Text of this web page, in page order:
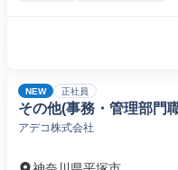
NEW 正社員
その他(事務・管理部門
アデコ株式会社